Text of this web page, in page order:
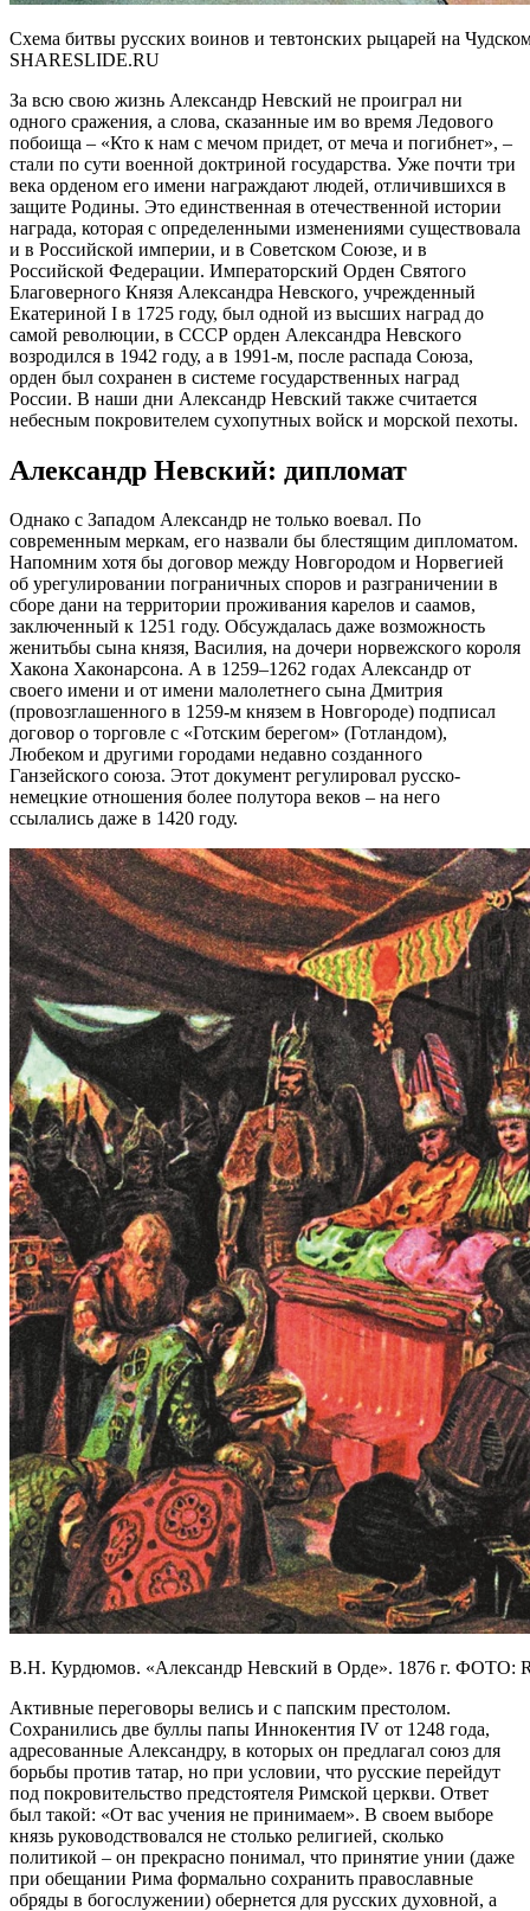
Схема битвы русских воинов и тевтонских рыцарей на
SHARESLIDE.RU
За всю свою жизнь Александр Невский не проиграл ни
одного сражения, а слова, сказанные им во время Ледового
побоища – «Кто к нам с мечом придет, от меча и погибнет», –
стали по сути военной доктриной государства. Уже почти три
века орденом его имени награждают людей, отличившихся в
защите Родины. Это единственная в отечественной истории
награда, которая с определенными изменениями существовала
и в Российской империи, и в Советском Союзе, и в
Российской Федерации. Императорский Орден Святого
Благоверного Князя Александра Невского, учрежденный
Екатериной I в 1725 году, был одной из высших наград до
самой революции, в СССР орден Александра Невского
возродился в 1942 году, а в 1991-м, после распада Союза,
орден был сохранен в системе государственных наград
России. В наши дни Александр Невский также считается
небесным покровителем сухопутных войск и морской пехоты.
Александр Невский: дипломат
Однако с Западом Александр не только воевал. По
современным меркам, его назвали бы блестящим дипломатом.
Напомним хотя бы договор между Новгородом и Норвегией
об урегулировании пограничных споров и разграничении в
сборе дани на территории проживания карелов и саамов,
заключенный к 1251 году. Обсуждалась даже возможность
женитьбы сына князя, Василия, на дочери норвежского короля
Хакона Хаконарсона. А в 1259–1262 годах Александр от
своего имени и от имени малолетнего сына Дмитрия
(провозглашенного в 1259-м князем в Новгороде) подписал
договор о торговле с «Готским берегом» (Готландом),
Любеком и другими городами недавно созданного
Ганзейского союза. Этот документ регулировал русско-
немецкие отношения более полутора веков – на него
ссылались даже в 1420 году.
В.Н. Курдюмов. «Александр Невский в Орде». 1876 г. ФОТО:
Активные переговоры велись и с папским престолом.
Сохранились две буллы папы Иннокентия IV от 1248 года,
адресованные Александру, в которых он предлагал союз для
борьбы против татар, но при условии, что русские перейдут
под покровительство предстоятеля Римской церкви. Ответ
был такой: «От вас учения не принимаем». В своем выборе
князь руководствовался не столько религией, сколько
политикой – он прекрасно понимал, что принятие унии (даже
при обещании Рима формально сохранить православные
обряды в богослужении) обернется для русских духовной, а